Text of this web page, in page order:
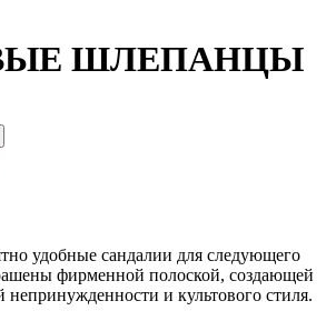
ШЛЕПАНЦЫ
удобные сандалии для следующего
фирменной полоской, создающей
и культового стиля.